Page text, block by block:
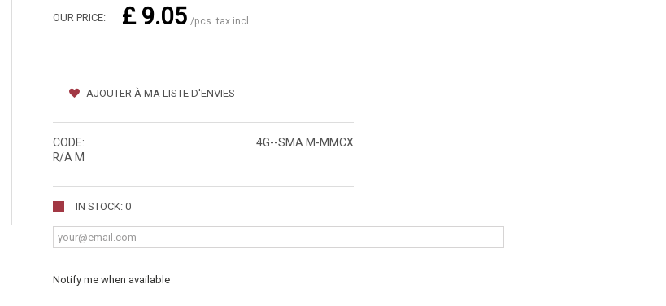
OUR PRICE: £ 9.05 /pcs. tax incl.
AJOUTER À MA LISTE D'ENVIES
CODE:
4G--SMA M-MMCX
R/A M
IN STOCK: 0
Notify me when available